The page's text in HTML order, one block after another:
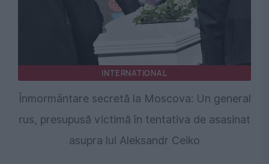
INTERNATIONAL
Înmormântare secretă la Moscova: Un general
rus, presupusă victimă în tentativa de asasinat
asupra lui Aleksandr Ceiko